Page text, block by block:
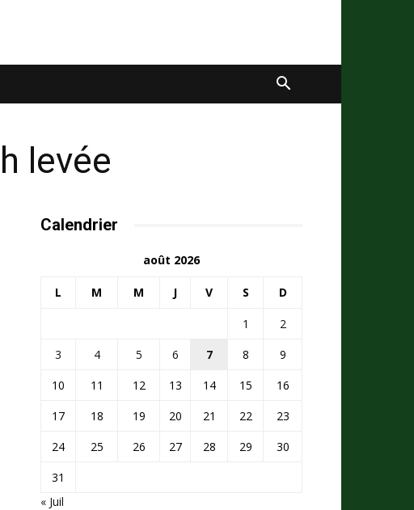
levée
Calendrier
août 2026
L M M J V S D
1
2
3
4 5 6 7 8
9
10
11 12 13 14 15
16
17
18 19 20 21 22
23
24
25 26 27 28 29
30
31
« Juil